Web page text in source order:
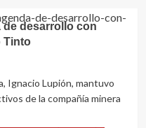
de desarrollo con
Tinto
Ignacio Lupión, mantuvo
de la compañía minera